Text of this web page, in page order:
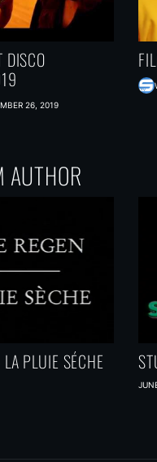
DISCO
26, 2019
AUTHOR
PLUIE SÉCHE